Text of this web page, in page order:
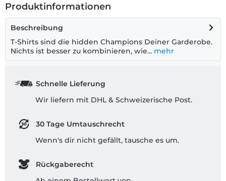
Produktinformationen
Beschreibung
T-Shirts sind die hidden Champions Deiner Garderobe.
Nichts ist besser zu kombinieren, wie... mehr
Schnelle Lieferung
Wir liefern mit DHL & Schweizerische Post.
30 Tage Umtauschrecht
Wenn's dir nicht gefällt, tausche es um.
Rückgaberecht